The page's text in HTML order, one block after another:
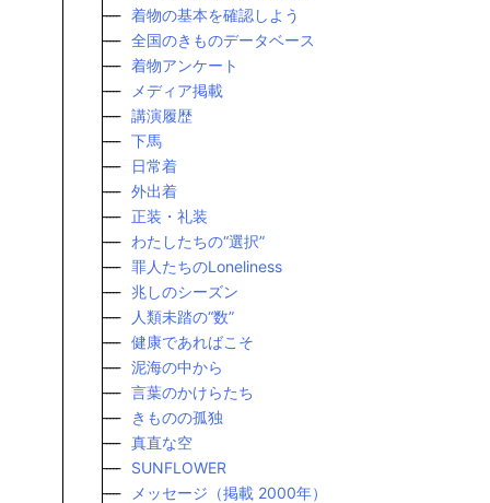
着物の基本を確認しよう
全国のきものデータベース
着物アンケート
メディア掲載
講演履歴
下馬
日常着
外出着
正装・礼装
わたしたちの“選択”
罪人たちのLoneliness
兆しのシーズン
人類未踏の“数”
健康であればこそ
泥海の中から
言葉のかけらたち
きものの孤独
真直な空
SUNFLOWER
メッセージ（掲載 2000年）